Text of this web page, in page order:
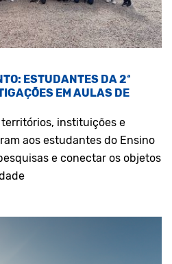
ESTUDANTES DA 2ª
EM AULAS DE
instituições e
aos estudantes do Ensino
e conectar os objetos